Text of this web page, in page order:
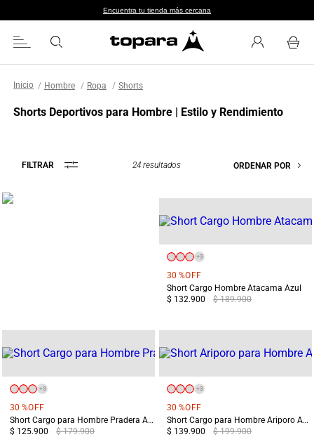
Encuentra tu tienda más cercana
Hombre Ropa Shorts
Shorts Deportivos para Hombre | Estilo y Rendimiento
FILTRAR 24resultados ORDENAR POR
+3
30 %OFF
Short Cargo Hombre Atacama Azul
$ 132.900
$ 189.900
+3
30 %OFF
Short Cargo para Hombre Pradera Azul
$ 125.900
$ 179.900
+3
30 %OFF
Short Cargo para Hombre Ariporo Azul
$ 139.900
$ 199.900